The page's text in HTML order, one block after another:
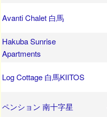
Avanti Chalet 白馬
Hakuba Sunrise
Apartments
Log Cottage 白馬KIITOS
ペンション 南十字星